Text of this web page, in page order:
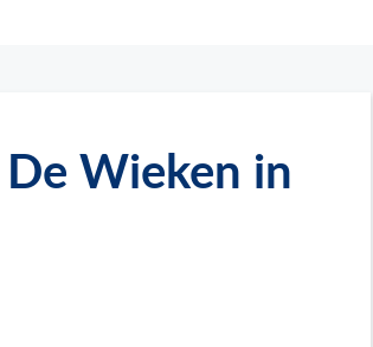
Wieken in